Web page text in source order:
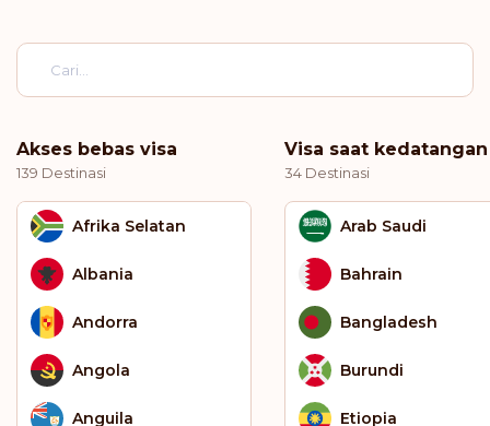
Akses bebas visa
139 Destinasi
Afrika Selatan
Albania
Andorra
Angola
Anguila
Visa saat kedatangan
34 Destinasi
Arab Saudi
Bahrain
Bangladesh
Burundi
Etiopia